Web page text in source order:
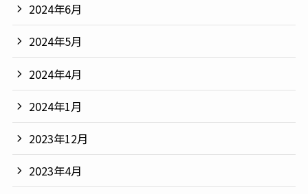
2024年6月
2024年5月
2024年4月
2024年1月
2023年12月
2023年4月